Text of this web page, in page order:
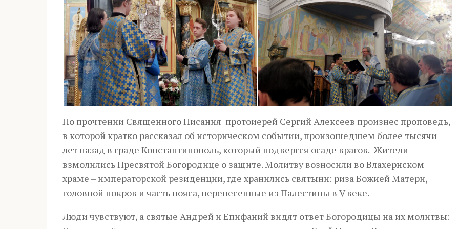
По прочтении Священного Писания протоиерей Сергий Алексеев произнес проповедь,
в которой кратко рассказал об историческом событии, произошедшем более тысячи
лет назад в граде Константинополь, который подвергся осаде врагов. Жители
взмолились Пресвятой Богородице о защите. Молитву возносили во Влахернском
храме – императорской резиденции, где хранились святыни: риза Божией Матери,
головной покров и часть пояса, перенесенные из Палестины в V веке.
Люди чувствуют, а святые Андрей и Епифаний видят ответ Богородицы на их молитвы: